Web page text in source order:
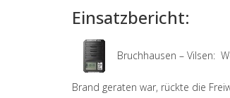
Einsatzbericht:
Bruchhausen – Vilsen:
Brand geraten war, rückte die